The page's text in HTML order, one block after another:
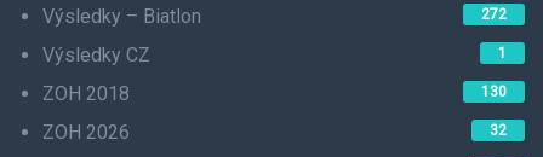
Výsledky – Biatlon 272
Výsledky CZ 1
ZOH 2018 130
ZOH 2026 32